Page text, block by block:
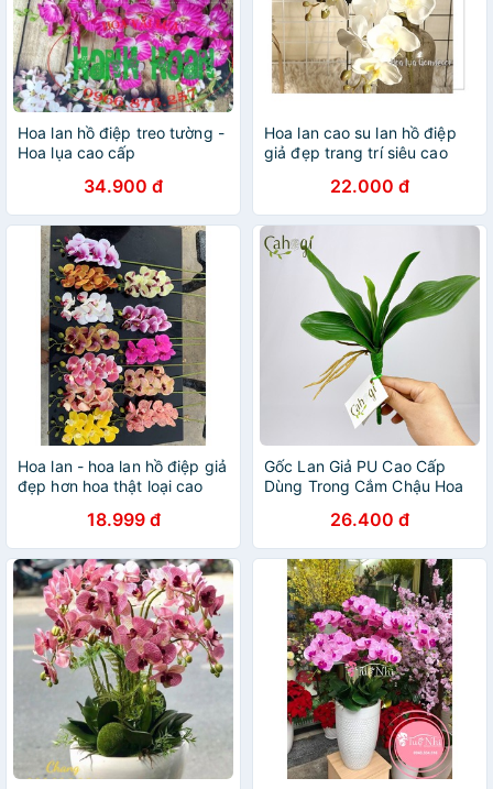
Hoa lan hồ điệp treo tường -
Hoa lụa cao cấp
34.900 đ
Hoa lan cao su lan hồ điệp
giả đẹp trang trí siêu cao
22.000 đ
Hoa lan - hoa lan hồ điệp giả
đẹp hơn hoa thật loại cao
18.999 đ
Gốc Lan Giả PU Cao Cấp
Dùng Trong Cắm Chậu Hoa
26.400 đ